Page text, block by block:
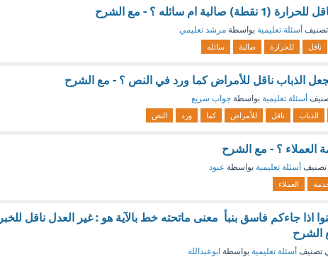
صالبة ام سائله ؟ - مع الشرح
أسئلة تعليمية بواسطة مرشد تعليمي
ناقل للحرارة صالبة سائله
الذباب ناقل للأمراض كما ورد في النص ؟ - مع الشرح
أسئلة تعليمية بواسطة جواب سريع
الذباب ناقل للأمراض كما ورد النص
العملاء ؟ - مع الشرح
أسئلة تعليمية بواسطة عبود
العملاء
اذا جاءكم فاسق بنبأ معنى ماتحته خط بالآية هو : غير العدل ناقل للخبر
الشرح
تصنيف أسئلة تعليمية بواسطة ابوعبدالله